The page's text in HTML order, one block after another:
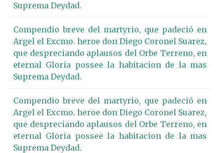
Suprema Deydad.
Compendio breve del martyrio, que padeció en
Argel el Excmo. heroe don Diego Coronel Suarez,
que despreciando aplausos del Orbe Terreno, en
eternal Gloria possee la habitacion de la mas
Suprema Deydad.
Compendio breve del martyrio, que padeció en
Argel el Excmo. heroe don Diego Coronel Suarez,
que despreciando aplausos del Orbe Terreno, en
eternal Gloria possee la habitacion de la mas
Suprema Deydad.